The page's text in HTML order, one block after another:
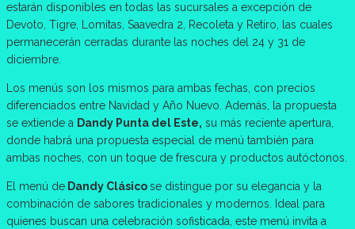
estarán disponibles en todas las sucursales a excepción de
Devoto, Tigre, Lomitas, Saavedra 2, Recoleta y Retiro, las cuales
permanecerán cerradas durante las noches del 24 y 31 de
diciembre.
Los menús son los mismos para ambas fechas, con precios
diferenciados entre Navidad y Año Nuevo. Además, la propuesta
se extiende a Dandy Punta del Este, su más reciente apertura,
donde habrá una propuesta especial de menú también para
ambas noches, con un toque de frescura y productos autóctonos.
El menú de Dandy Clásicose distingue por su elegancia y la
combinación de sabores tradicionales y modernos. Ideal para
quienes buscan una celebración sofisticada, este menú invita a